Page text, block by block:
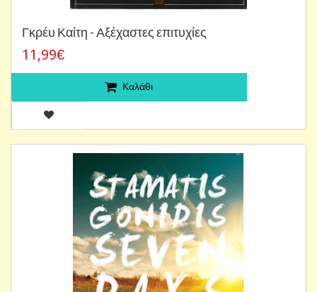
Γκρέυ Καίτη - Αξέχαστες επιτυχίες
11,99€
Καλάθι